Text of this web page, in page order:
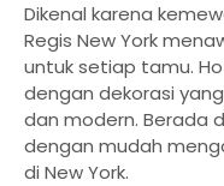
Dikenal karena
Regis New York
untuk setiap tamu.
dengan dekorasi
dan modern. Berada
dengan mudah
di New York.